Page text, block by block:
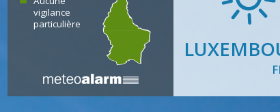
vigilance
particulière